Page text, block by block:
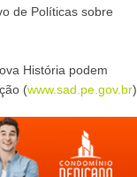
de Políticas sobre
História podem
(www.sad.pe.gov.br).